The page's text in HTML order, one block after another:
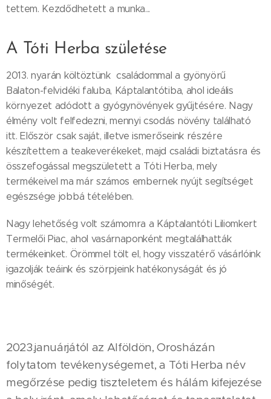
tettem. Kezdődhetett a munka...
A Tóti Herba születése
2013. nyarán költöztünk családommal a gyönyörű
Balaton-felvidéki faluba, Káptalantótiba, ahol ideális
környezet adódott a gyógynövények gyűjtésére. Nagy
élmény volt felfedezni, mennyi csodás növény található
itt. Először csak saját, illetve ismerőseink részére
készítettem a teakeverékeket, majd családi biztatásra és
összefogással megszületett a Tóti Herba, mely
termékeivel ma már számos embernek nyújt segítséget
egészsége jobbá tételében.
Nagy lehetőség volt számomra a Káptalantóti Liliomkert
Termelői Piac, ahol vasárnaponként megtalálhatták
termékeinket. Örömmel tölt el, hogy visszatérő vásárlóink
igazolják teáink és szörpjeink hatékonyságát és jó
minőségét.
2023.januárjától az Alföldön, Orosházán
folytatom tevékenységemet, a Tóti Herba név
megőrzése pedig tiszteletem és hálám kifejezése